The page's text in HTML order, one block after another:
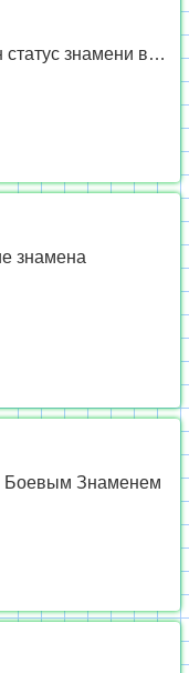
статус знамени в…
знамена
Боевым Знаменем